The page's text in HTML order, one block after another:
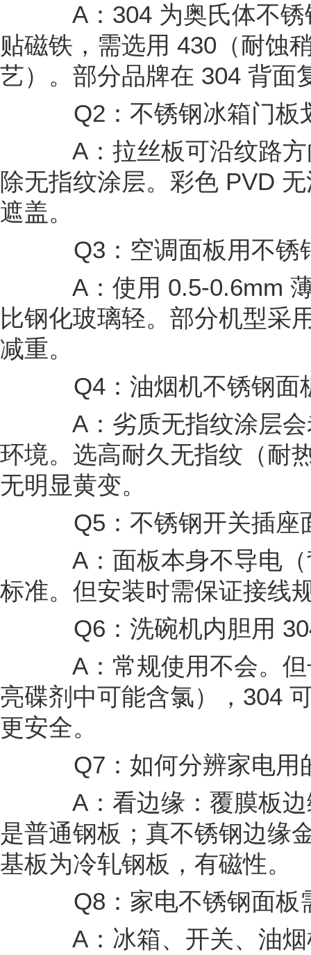
A：304 为奥氏体不锈
贴磁铁，需选用 430（耐蚀
艺）。部分品牌在 304 背面
Q2：不锈钢冰箱门板
A：拉丝板可沿纹路方
除无指纹涂层。彩色 PVD
遮盖。
Q3：空调面板用不锈
A：使用 0.5-0.6mm 薄
比钢化玻璃轻。部分机型采
减重。
Q4：油烟机不锈钢面
A：劣质无指纹涂层会
环境。选高耐久无指纹（耐
无明显黄变。
Q5：不锈钢开关插座
A：面板本身不导电（
标准。但安装时需保证接线
Q6：洗碗机内胆用
A：常规使用不会。但
亮碟剂中可能含氯），304
更安全。
Q7：如何分辨家电用
A：看边缘：覆膜板边
是普通钢板；真不锈钢边缘
基板为冷轧钢板，有磁性。
Q8：家电不锈钢面板
A：冰箱、开关、油烟